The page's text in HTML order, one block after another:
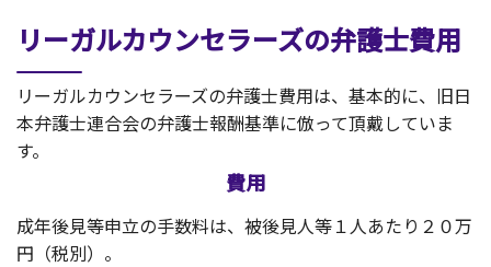
リーガルカウンセラーズの弁護士費用
リーガルカウンセラーズの弁護士費用は、基本的に、旧日
本弁護士連合会の弁護士報酬基準に倣って頂戴していま
す。
費用
成年後見等申立の手数料は、被後見人等１人あたり２０万
円（税別）。